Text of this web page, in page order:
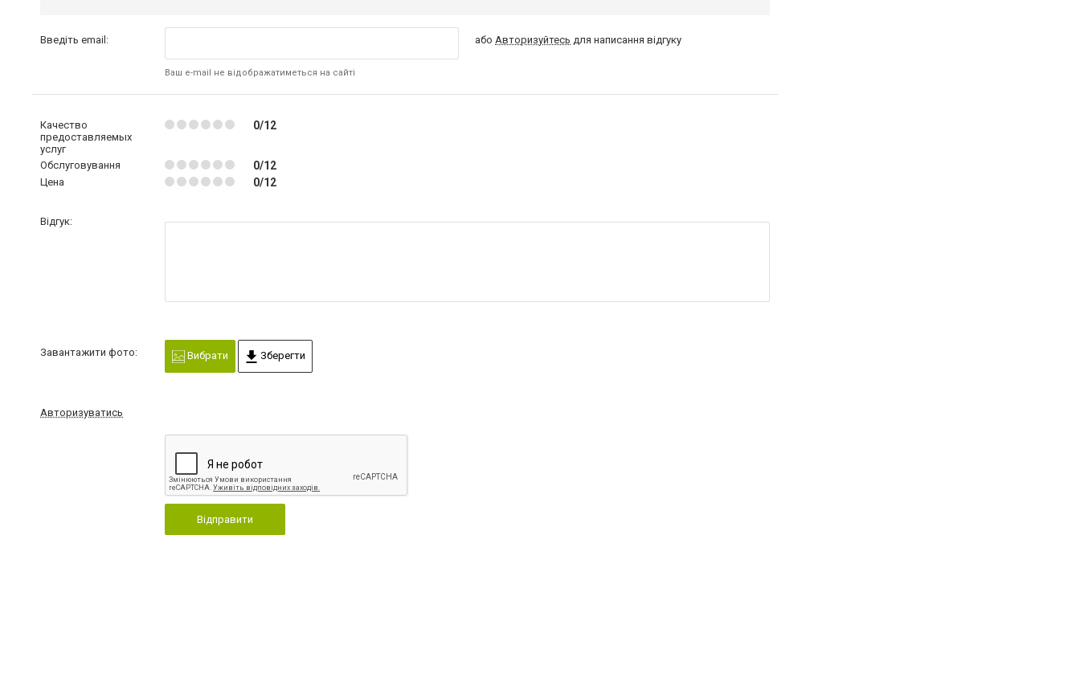
Введіть email:
Ваш e-mail не відображатиметься на сайті
абоАвторизуйтесь для написання відгуку
Качество
предоставляемых
услуг
0/12
Обслуговування 0/12
Цена 0/12
Відгук:
Завантажити фото: Вибрати Зберегти
Авторизуватись
Відправити